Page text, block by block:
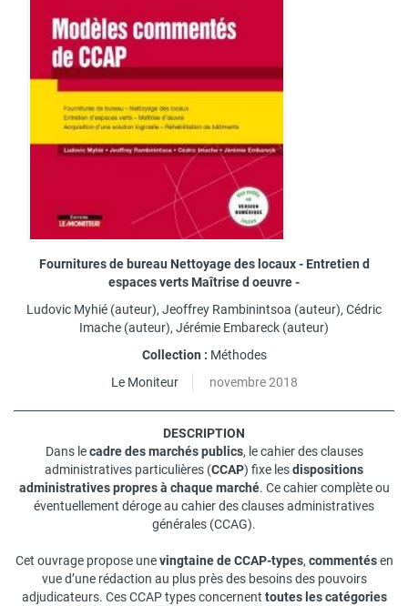
Fournitures de bureau Nettoyage des locaux - Entretien d
espaces verts Maîtrise d oeuvre -
Ludovic Myhié (auteur), Jeoffrey Rambinintsoa (auteur), Cédric
Imache (auteur), Jérémie Embareck (auteur)
Collection : Méthodes
Le Moniteur
novembre 2018
DESCRIPTION
Dans lecadre des marchés publics, le cahier des clauses
administratives particulières (CCAP) fixe lesdispositions
administratives propres à chaque marché. Ce cahier complète ou
éventuellement déroge au cahier des clauses administratives
générales (CCAG).
Cet ouvrage propose unevingtaine de CCAP-types, commentésen
vue d’une rédaction au plus près des besoins des pouvoirs
adjudicateurs. Ces CCAP types concernent toutes les catégories